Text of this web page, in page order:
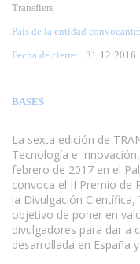
Transfiere
País de la entidad convocante:
Fecha de cierre: 31 :12:2016
BASES
La sexta edición de
Tecnología e
febrero de 2017 en el
convoca el II Premio de
la Divulgación
objetivo de poner en
divulgadores para dar a
desarrollada en España